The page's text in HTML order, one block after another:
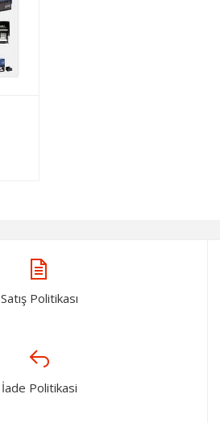
Satış Politikası
İade Politikasi